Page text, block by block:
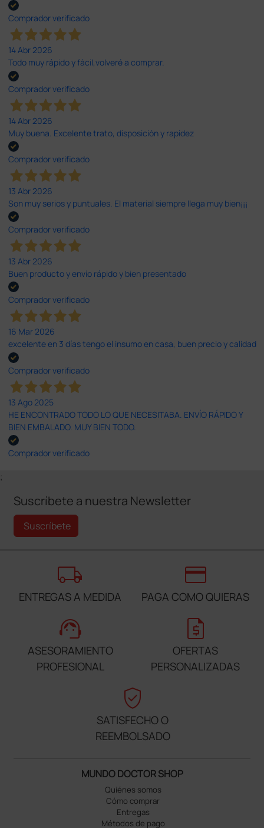
Comprador verificado
14 Abr 2026
Todo muy rápido y fácil,volveré a comprar.
Comprador verificado
14 Abr 2026
Muy buena. Excelente trato, disposición y rapidez
Comprador verificado
13 Abr 2026
Son muy serios y puntuales. El material siempre llega muy bien¡¡¡
Comprador verificado
13 Abr 2026
Buen producto y envío rápido y bien presentado
Comprador verificado
16 Mar 2026
excelente en 3 días tengo el insumo en casa, buen precio y calidad
Comprador verificado
13 Ago 2025
HE ENCONTRADO TODO LO QUE NECESITABA. ENVÍO RÁPIDO Y
BIEN EMBALADO. MUY BIEN TODO.
Comprador verificado
;
Suscríbete a nuestra Newsletter
Suscríbete
local_shipping
ENTREGAS A MEDIDA
credit_card
PAGA COMO QUIERAS
support_agent
ASESORAMIENTO
PROFESIONAL
request_quote
OFERTAS
PERSONALIZADAS
verified_user
SATISFECHO O
REEMBOLSADO
MUNDO DOCTOR SHOP
Quiénes somos
Cómo comprar
Entregas
Métodos de pago